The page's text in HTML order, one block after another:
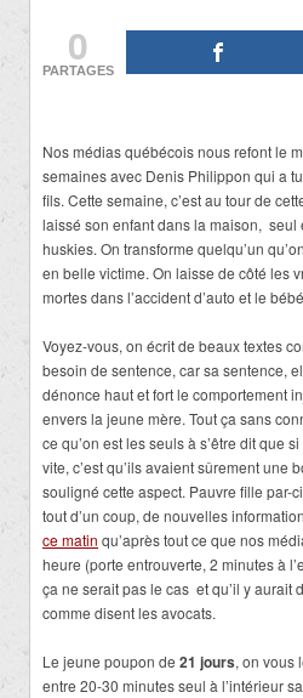
0
PARTAGES
Nos médias québécois nous refont le
semaines avec Denis Philippon qui a
fils. Cette semaine, c’est au tour de
laissé son enfant dans la maison,
huskies. On transforme quelqu’un
en belle victime. On laisse de côté les
mortes dans l’accident d’auto et le
Voyez-vous, on écrit de beaux textes
besoin de sentence, car sa sentence,
dénonce haut et fort le comportement
envers la jeune mère. Tout ça sans
ce qu’on est les seuls à s’être dit que
vite, c’est qu’ils avaient sûrement une
souligné cette aspect. Pauvre fille par-
tout d’un coup, de nouvelles
ce matin qu’après tout ce que nos
heure (porte entrouverte, 2 minutes à
ça ne serait pas le cas et qu’il y aurait
comme disent les avocats.
Le jeune poupon de 21 jours, on vous
entre 20-30 minutes seul à l’intérieur